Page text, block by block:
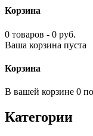
Корзина
0 товаров - 0 руб.
Ваша корзина пуста
Корзина
В вашей корзине 0
Категории